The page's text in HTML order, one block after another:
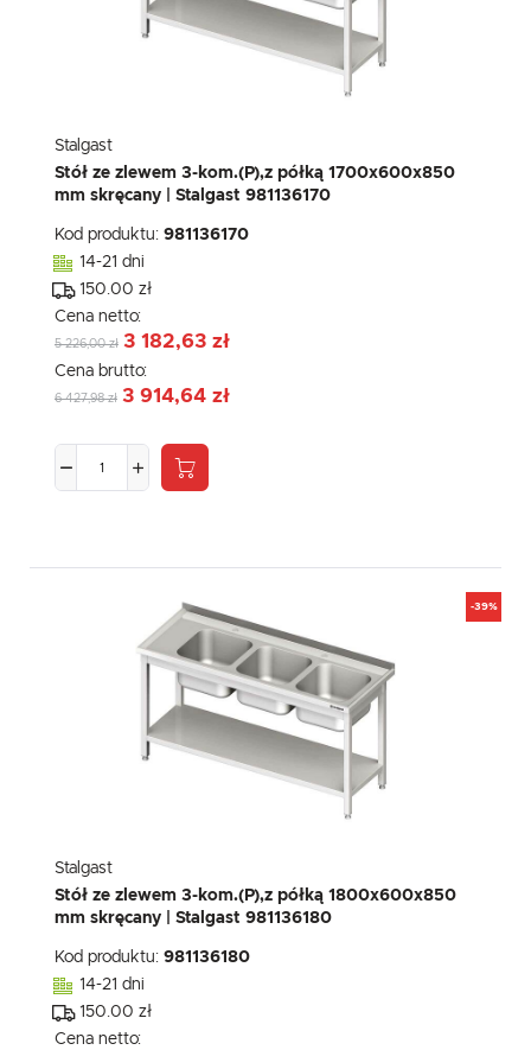
Stalgast
Stół ze zlewem 3-kom.(P),z półką 1700x600x850
mm skręcany | Stalgast 981136170
Kod produktu: 981136170
14-21 dni
150.00 zł
Cena netto:
5 226,00 zł 3 182,63 zł
Cena brutto:
6 427,98 zł 3 914,64 zł
-39%
Stalgast
Stół ze zlewem 3-kom.(P),z półką 1800x600x850
mm skręcany | Stalgast 981136180
Kod produktu: 981136180
14-21 dni
150.00 zł
Cena netto: